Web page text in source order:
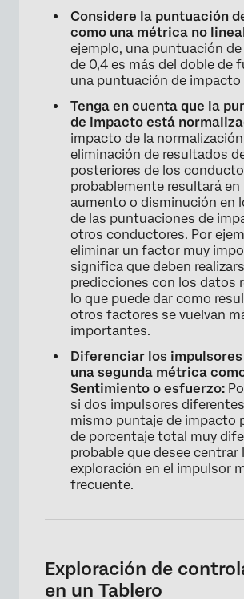
Considere la puntuación
como una métrica no
ejemplo, una puntuación
de 0,4 es más del doble de
una puntuación de impacto
Tenga en cuenta que la
de impacto está
impacto de la
eliminación de resultados
posteriores de los
probablemente resultará en
aumento o disminución en
de las puntuaciones de
otros conductores. Por
eliminar un factor muy
significa que deben
predicciones con los datos
lo que puede dar como
otros factores se vuelvan
importantes.
Diferenciar los
una segunda métrica
Sentimiento o esfuerzo:
si dos impulsores
mismo puntaje de impacto
de porcentaje total muy
probable que desee centrar
exploración en el impulsor
frecuente.
Exploración de
en un Tablero